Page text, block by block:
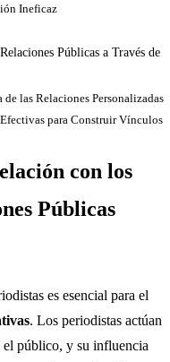
Ineficaz
Públicas a Través de
de las Relaciones Personalizadas
para Construir Vínculos
con los
Públicas
. Los periodistas actúan
el público, y su influencia